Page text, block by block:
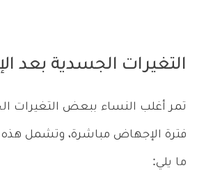
التغيرات الجسدية بعد
تمر أغلب النساء ببعض التغيرات
فترة الإجهاض مباشرة، وتشمل هذه
ما يلي: